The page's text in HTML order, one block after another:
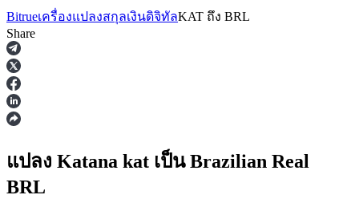
ฟิวเจอร์ส
Bitrueเครื่องแปลงสกุลเงินดิจิทัลKAT ถึง BRL
Share
แปลง Katana kat เป็น Brazilian Real
BRL